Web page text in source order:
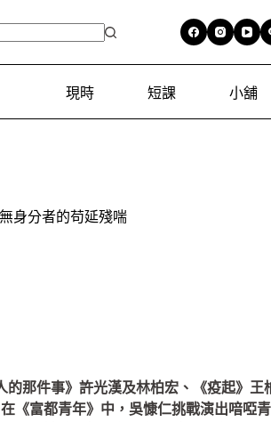
現時 短課 小舖
身分者的苟延殘喘
那件事》許光漢及林柏宏、《疫起》王
《富都青年》中，吳慷仁挑戰演出喑啞